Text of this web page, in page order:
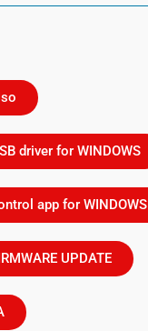
driver for WINDOWS
app for WINDOWS
UPDATE